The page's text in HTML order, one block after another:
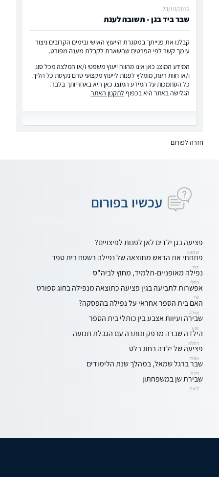
שבר ביד בגן - תשובה לענת
23/10/2012
קבלנו את פנייתך במסגרת הייעוץ האישי ובימים הקרובים ניצור
עימך קשר לפי הפרטים שהשארת לקבלת מענה מפורט.
המידע המוצג כאן אינו מהווה ייעוץ משפטי ו/או המלצה מכל סוג
ו/או חוות דעת, מומלץ לפנות לייעוץ מקצועי טרם נקיטת כל הליך.
כל הסתמכות על המידע המוצג כאן היא באחריותך בלבד.
הגלישה באתר היא בכפוף לתקנון האתר
חזרה לפורום
עכשיו בפורום
פציעה בגן ילדים לאן לפנות לפיצויים?
שמעון
פתחתי את הראש מתוצאה של נפילה בשטח בית ספר
דוד
נפילה מאופניים-תלמיד, מחוץ לביה"ס
רחלי
אפשרות לתביעה בגין פציעה כתוצאה מנפילה בחוג ספורט
יורי
האם בית הספר אחראי על נפילה בהפסקה?
איילה
שבירה ועיוות אצבע בין כותלי בית הספר
זוהר
הילדה שברה מרפק ונותרה עם הגבלת תנועה
רחלה
פציעה של ילדה בחוג בלט
אוהד
שבר ברגל שמאל, במהלך שנת הלימודים
רינת
שבירת שן במשפחתון
ליאת